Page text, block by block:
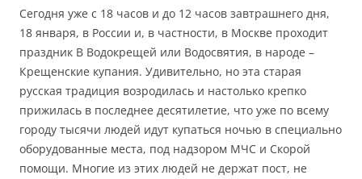
Сегодня уже с 18 часов и до 12 часов завтрашнего дня,
18 января, в России и, в частности, в Москве проходит
праздник В Водокрещей или Водосвятия, в народе –
Крещенские купания. Удивительно, но эта старая
русская традиция возродилась и настолько крепко
прижилась в последнее десятилетие, что уже по всему
городу тысячи людей идут купаться ночью в специально
оборудованные места, под надзором МЧС и Скорой
помощи. Многие из этих людей не держат пост, не